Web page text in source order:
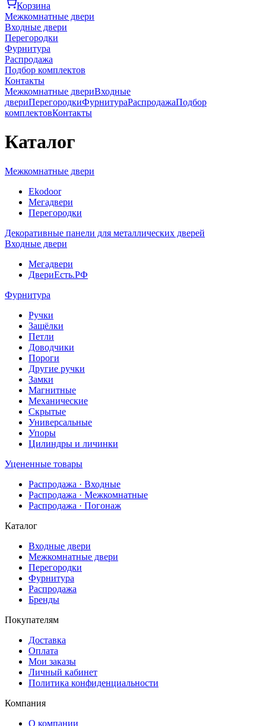
Корзина
Межкомнатные двери
Входные двери
Перегородки
Фурнитура
Распродажа
Подбор комплектов
Контакты
Межкомнатные двериВходные
двериПерегородкиФурнитураРаспродажаПодбор
комплектовКонтакты
Каталог
Межкомнатные двери
Ekodoor
Мегадвери
Перегородки
Декоративные панели для металлических дверей
Входные двери
Мегадвери
ДвериЕсть.РФ
Фурнитура
Ручки
Защёлки
Петли
Доводчики
Пороги
Другие ручки
Замки
Магнитные
Механические
Скрытые
Универсальные
Упоры
Цилиндры и личинки
Уцененные товары
Распродажа · Входные
Распродажа · Межкомнатные
Распродажа · Погонаж
Каталог
Входные двери
Межкомнатные двери
Перегородки
Фурнитура
Распродажа
Бренды
Покупателям
Доставка
Оплата
Мои заказы
Личный кабинет
Политика конфиденциальности
Компания
О компании